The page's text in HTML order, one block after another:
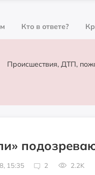
Кто в ответе?
Происшествия, ДТП,
15:35 2 2.2K